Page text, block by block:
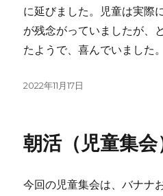
に延びました。児童は実際
が残念がっていましたが、
たようで、喜んでいました。
投
2022年11月17日
朝活（児童集
今回の児童集会は、バナナ